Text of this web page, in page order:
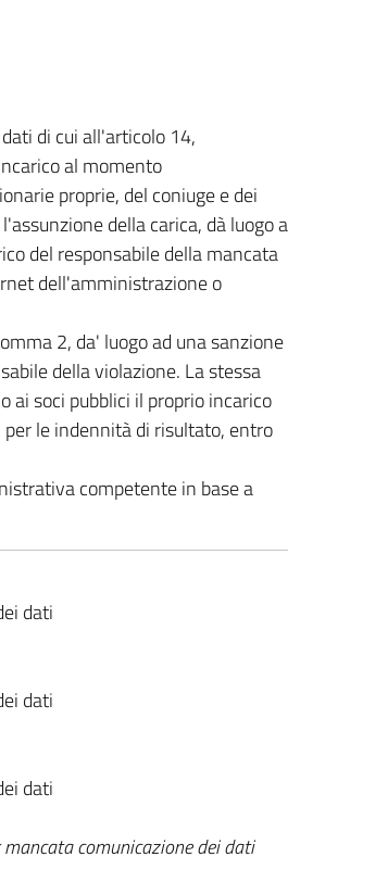
di cui all'articolo 14,
al momento
proprie, del coniuge e dei
della carica, dà luogo a
del responsabile della mancata
dell'amministrazione o
2, da' luogo ad una sanzione
della violazione. La stessa
ai soci pubblici il proprio incarico
le indennità di risultato, entro
competente in base a
dati
dati
dati
comunicazione dei dati